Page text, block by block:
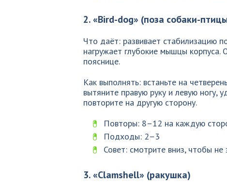
2. «Bird-dog» (поза собаки-
Что даёт: развивает стабилизацию
нагружает глубокие мышцы корпуса.
пояснице.
Как выполнять: встаньте на
вытяните правую руку и левую ногу,
повторите на другую сторону.
Повторы: 8–12 на каждую
Подходы: 2–3
Совет: смотрите вниз, чтобы
3. «Clamshell» (ракушка)